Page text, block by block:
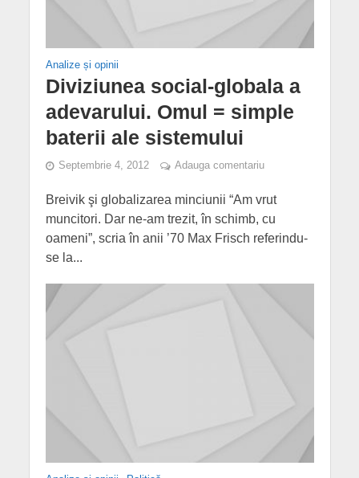
Analize și opinii
Diviziunea social-globala a
adevarului. Omul = simple
baterii ale sistemului
Septembrie 4, 2012 Adauga comentariu
Breivik şi globalizarea minciunii “Am vrut
muncitori. Dar ne-am trezit, în schimb, cu
oameni”, scria în anii ’70 Max Frisch referindu-
se la...